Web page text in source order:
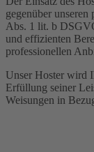
gegenüber
Abs. 1 lit. b
und effizienten
professionellen
Unser Hoster wird
Erfüllung seiner
Weisungen in